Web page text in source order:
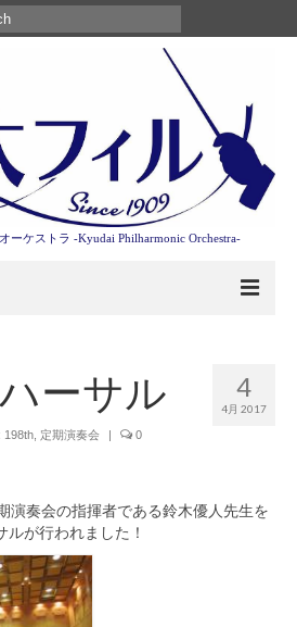
ーケストラ -Kyudai Philharmonic Orchestra-
4
4月 2017
ーサル
198th 定期演奏会 0
演奏会の指揮者である鈴木優人先生を
ルが行われました！